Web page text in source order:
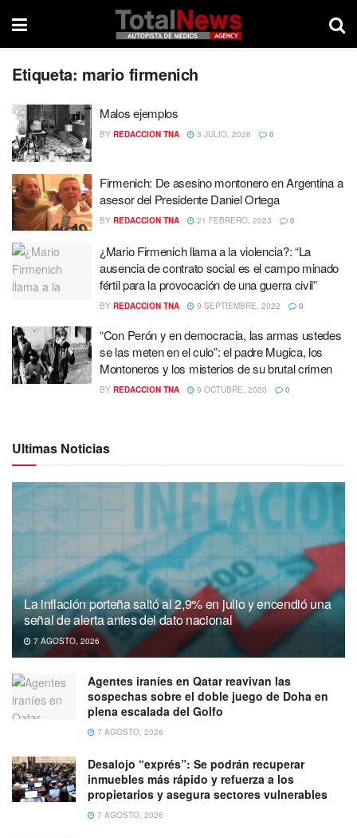
Etiqueta: mario firmenich
Malos ejemplos
BY REDACCION TNA 3 JULIO, 2026 0
Firmenich: De asesino montonero en Argentina a
asesor del Presidente Daniel Ortega
BY REDACCION TNA 21 FEBRERO, 2023 0
¿Mario Firmenich llama a la violencia?: “La
ausencia de contrato social es el campo minado
fértil para la provocación de una guerra civil”
BY REDACCION TNA 9 SEPTIEMBRE, 2022 0
“Con Perón y en democracia, las armas ustedes
se las meten en el culo”: el padre Mugica, los
Montoneros y los misterios de su brutal crimen
BY REDACCION TNA 9 OCTUBRE, 2020 0
Ultimas Noticias
La inflación porteña saltó al 2,9% en julio y encendió una
señal de alerta antes del dato nacional
7 AGOSTO, 2026
Agentes iraníes en Qatar reavivan las
sospechas sobre el doble juego de Doha en
plena escalada del Golfo
7 AGOSTO, 2026
Desalojo “exprés”: Se podrán recuperar
inmuebles más rápido y refuerza a los
propietarios y asegura sectores vulnerables
7 AGOSTO, 2026